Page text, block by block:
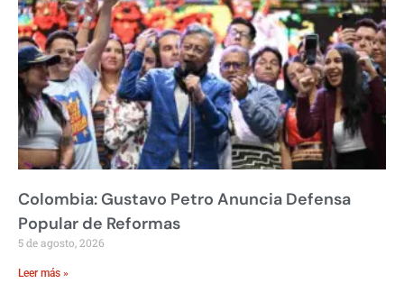
Colombia: Gustavo Petro Anuncia Defensa
Popular de Reformas
5 de agosto, 2026
Leer más »